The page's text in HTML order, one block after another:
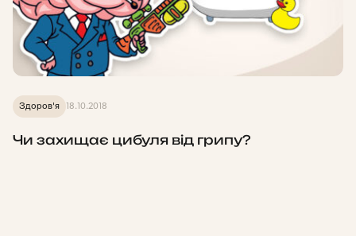
Здоров'я 18.10.2018
Чи захищає цибуля від грипу?